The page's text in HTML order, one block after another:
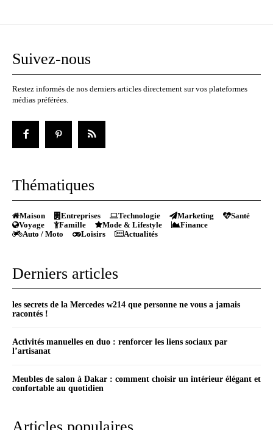
Suivez-nous
Restez informés de nos derniers articles directement sur vos plateformes
médias préférées.
Thématiques
Maison Entreprises Technologie Marketing
Santé
Voyage
Famille Mode & Lifestyle
Finance
Auto / Moto
Loisirs Actualités
Derniers articles
les secrets de la Mercedes w214 que personne ne vous a jamais
racontés !
Activités manuelles en duo : renforcer les liens sociaux par
l’artisanat
Meubles de salon à Dakar : comment choisir un intérieur élégant et
confortable au quotidien
Articles populaires